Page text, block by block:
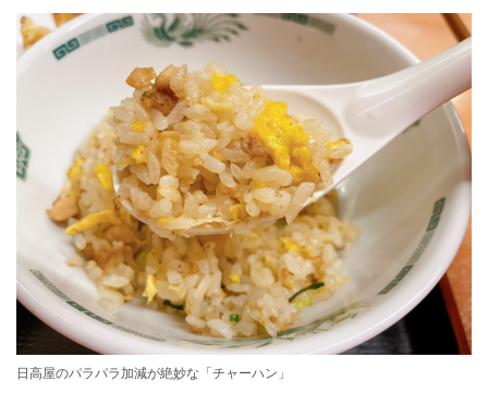
日高屋のパラパラ加減が絶妙な「チャーハン」